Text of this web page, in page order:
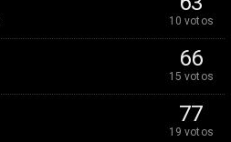
10 votos
66
15 votos
77
19 votos